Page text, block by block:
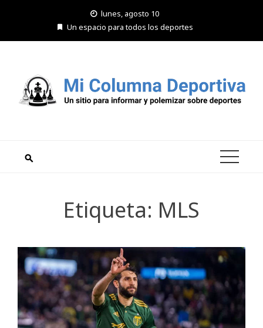
lunes, agosto 10
Un espacio para todos los deportes
Etiqueta: MLS